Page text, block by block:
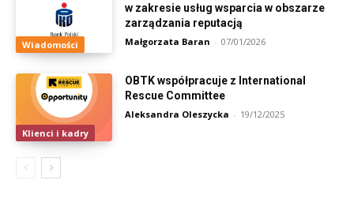
Wiadomości
w zakresie usług wsparcia w obszarze
zarządzania reputacją
Małgorzata Baran - 07/01/2026
Klienci i kadry
OBTK współpracuje z International
Rescue Committee
Aleksandra Oleszycka - 19/12/2025